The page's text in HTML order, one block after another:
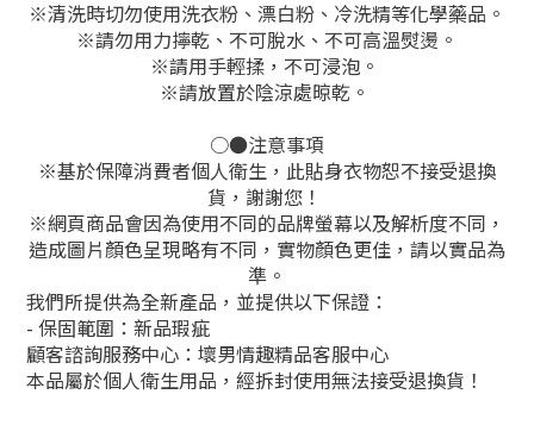
※清洗時切勿使用洗衣粉、漂白粉、冷洗精等化學藥品。
※請勿用力擰乾、不可脫水、不可高溫熨燙。
※請用手輕揉，不可浸泡。
※請放置於陰涼處晾乾。
○●注意事項
※基於保障消費者個人衛生，此貼身衣物恕不接受退換
貨，謝謝您！
※網頁商品會因為使用不同的品牌螢幕以及解析度不同，
造成圖片顏色呈現略有不同，實物顏色更佳，請以實品為
準。
我們所提供為全新產品，並提供以下保證：
- 保固範圍：新品瑕疵
顧客諮詢服務中心：壞男情趣精品客服中心
本品屬於個人衛生用品，經拆封使用無法接受退換貨！